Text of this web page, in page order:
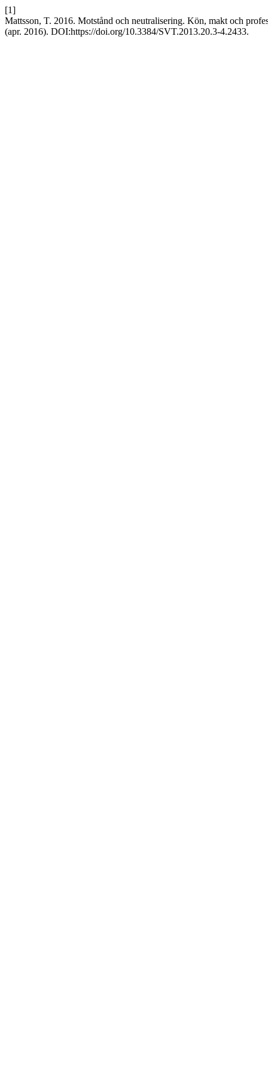
[1]
Mattsson, T. 2016. Motstånd och neutralisering. Kön, makt och
(apr. 2016). DOI:https://doi.org/10.3384/SVT.2013.20.3-4.2433.